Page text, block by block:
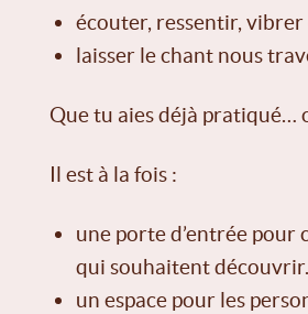
écouter, ressentir, vibrer
laisser le chant nous
Que tu aies déjà pratiqué…
Il est à la fois :
une porte d’entrée pour
qui souhaitent découvrir.
un espace pour les